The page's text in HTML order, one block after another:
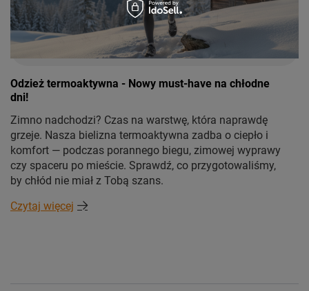
Odzież termoaktywna - Nowy must-have na chłodne
dni!
Zimno nadchodzi? Czas na warstwę, która naprawdę
grzeje. Nasza bielizna termoaktywna zadba o ciepło i
komfort — podczas porannego biegu, zimowej wyprawy
czy spaceru po mieście. Sprawdź, co przygotowaliśmy,
by chłód nie miał z Tobą szans.
Czytaj więcej